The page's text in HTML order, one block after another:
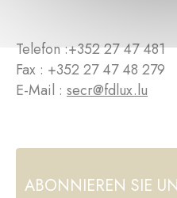
Telefon :+352 27 47 481
Fax : +352 27 47 48 279
E-Mail : secr@fdlux.lu
ABONNIEREN SIE